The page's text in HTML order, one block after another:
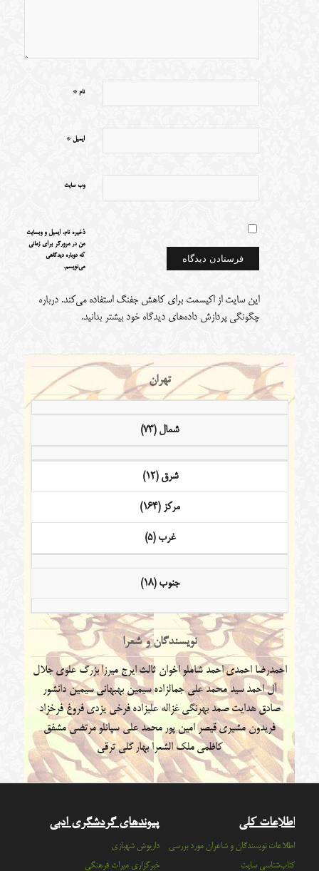
نام *
ایمیل *
وب‌ سایت
ذخیره نام، ایمیل و وبسایت
من در مرورگر برای زمانی
که دوباره دیدگاهی
می‌نویسم.
این سایت از اکیسمت برای کاهش جفنگ استفاده می‌کند. درباره
چگونگی پردازش داده‌های دیدگاه خود بیشتر بدانید.
تهران
شمال (73)
شرق (12)
مرکز (164)
غرب (5)
جنوب (18)
نویسندگان و شعرا
احمدرضا احمدیاحمد شاملو اخوان ثالث ایرج میرزابزرگ علوی جلال
آل احمدسید محمد علی جمالزادهسیمین بهبهانیسیمین دانشور
صادق هدایتصمد بهرنگی غزاله علیزادهفرخی یزدی فروغ فرخزاد
فریدون مشیری قیصر امین پور محمد علی سپانلومرتضی مشفق
کاظمی ملک الشعرا بهار گلی ترقی
اطلاعات کلی
اطلاعات نویسندگان و شاعران مورد بررسی
کتاب‌شناسی سایت
پیوندهای گردشگری ادبی
داریوش شهبازی
خبرگزاری میراث فرهنگی